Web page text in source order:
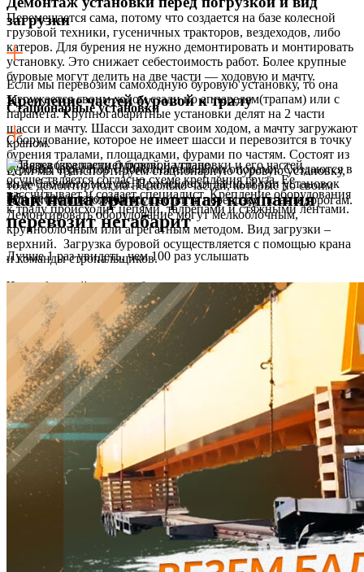
Перемещается сама, потому что создается на базе колесной
грузовой техники, гусеничных тракторов, вездеходов, либо
катеров. Для бурения не нужно демонтировать и монтировать
установку. Это снижает себестоимость работ. Более крупные
буровые могут делить на две части — ходовую и мачту.
Стационарные установки
Оборудование, которое не имеет шасси и перевозится в точку
бурения тралами, площадками, фурами по частям. Состоят из
буровых агрегатов с дополнительными опорами. Создаются в
виде блочного модуля. Применяется данный тип установок
при нефте и газодобыче.
загрузки
Если мы перевозим самоходную буровую установку, то она
загружается своим ходом сзади по аппарелям(трапам) или с
парапета. Крупногабаритные установки делят на 2 части
шасси и мачту. Шасси заходит своим ходом, а мачту загружают
краном.
Если мы транспортируем стационарную буровую установку,
то ее демонтируют на несколько частей, которые по своим
габаритам позволяют осуществить перевозку по автодорогам.
Демонтировать оборудование могут мелкоблочным,
крупноблочным или агрегатным методом. Вид загрузки –
верхний. Загрузка буровой осуществляется с помощью крана
и команды стропальщиков.
Части буровой должны быть равномерно распределены на
трале при загрузке, так чтобы нагрузка на оси трала и тягача
были одинаковыми. В противном случае это черевато
поломкой трала.
Крепление частей буровой к тралу
Обвязка (крепление) буровой установки и его частей
осуществляется согласно схеме крепления груза. Ее
рассчитывает и создает специалист. Крепление оборудования
к тралу происходит цепями, талрепами и стяжными лентами.
Как наша транспортная компания
перевозит негабарит
Лучше 1 раз увидеть, чем 100 раз услышать